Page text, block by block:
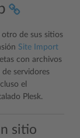
otro de sus sitios
Site Import
con archivos
servidores
el
Plesk.
sitio